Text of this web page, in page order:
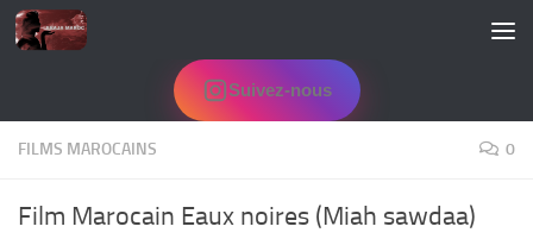
Skip to content
Suivez-nous
FILMS MAROCAINS 0
Film Marocain Eaux noires (Miah sawdaa)